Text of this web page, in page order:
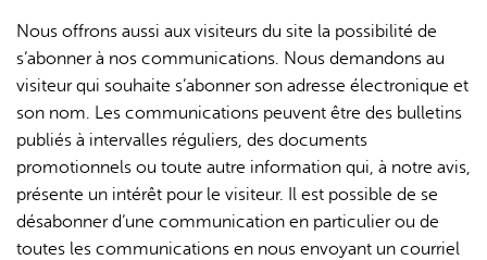
Nous offrons aussi aux visiteurs du site la possibilité de
s’abonner à nos communications. Nous demandons au
visiteur qui souhaite s’abonner son adresse électronique et
son nom. Les communications peuvent être des bulletins
publiés à intervalles réguliers, des documents
promotionnels ou toute autre information qui, à notre avis,
présente un intérêt pour le visiteur. Il est possible de se
désabonner d’une communication en particulier ou de
toutes les communications en nous envoyant un courriel